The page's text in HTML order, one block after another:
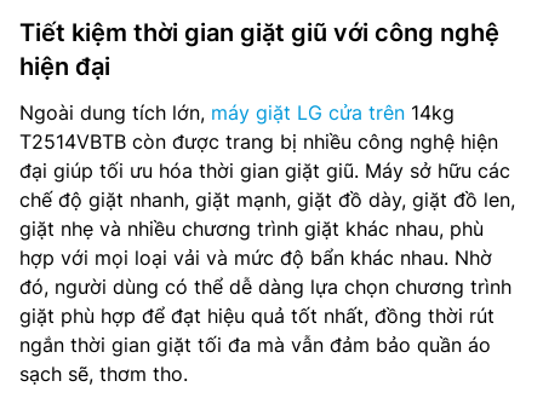
Tiết kiệm thời gian giặt giũ với công nghệ
hiện đại
Ngoài dung tích lớn, máy giặt LG cửa trên 14kg
T2514VBTB còn được trang bị nhiều công nghệ hiện
đại giúp tối ưu hóa thời gian giặt giũ. Máy sở hữu các
chế độ giặt nhanh, giặt mạnh, giặt đồ dày, giặt đồ len,
giặt nhẹ và nhiều chương trình giặt khác nhau, phù
hợp với mọi loại vải và mức độ bẩn khác nhau. Nhờ
đó, người dùng có thể dễ dàng lựa chọn chương trình
giặt phù hợp để đạt hiệu quả tốt nhất, đồng thời rút
ngắn thời gian giặt tối đa mà vẫn đảm bảo quần áo
sạch sẽ, thơm tho.